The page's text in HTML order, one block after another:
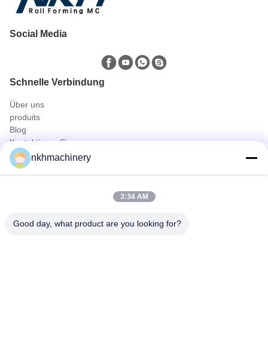
Social Media
Schnelle Verbindung
Über uns
produits
Blog
Kontaktieren Sie uns
Produits
Dachplatte Profiliermaschine
Dachziegel Profiliermaschine
Floor Deck Profiliermaschine
Deckungs-Blatt-Kräuselungsmaschine
nkhmachinery
3:34 AM
Good day, what product are you looking for?